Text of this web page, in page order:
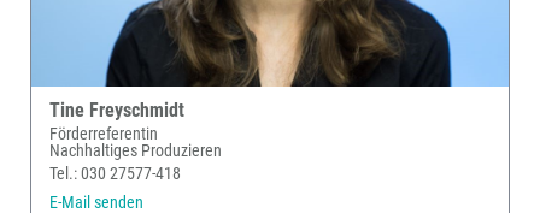
Tine Freyschmidt
Förderreferentin
Nachhaltiges Produzieren
Tel.: 030 27577-418
E-Mail senden